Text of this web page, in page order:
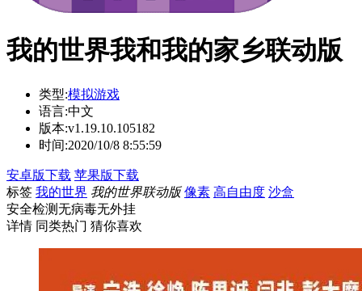
我的世界我和我的家乡联动版
类型:模拟游戏
语言:中文
版本:v1.19.10.105182
时间:2020/10/8 8:55:59
安卓版下载 苹果版下载
标签 我的世界 我的世界联动版 像素 高自由度 沙盒
安全检测无病毒无外挂
详情 同类热门 猜你喜欢